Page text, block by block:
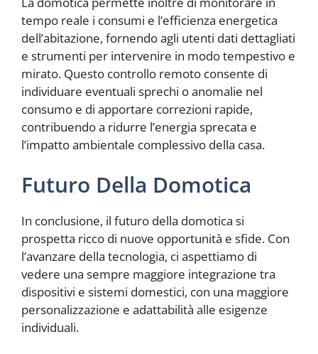
tempo reale i consumi e l’efficienza energetica
dell’abitazione, fornendo agli utenti dati dettagliati
e strumenti per intervenire in modo tempestivo e
mirato. Questo controllo remoto consente di
individuare eventuali sprechi o anomalie nel
consumo e di apportare correzioni rapide,
contribuendo a ridurre l’energia sprecata e
l’impatto ambientale complessivo della casa.
Futuro Della Domotica
In conclusione, il futuro della domotica si
prospetta ricco di nuove opportunità e sfide. Con
l’avanzare della tecnologia, ci aspettiamo di
vedere una sempre maggiore integrazione tra
dispositivi e sistemi domestici, con una maggiore
personalizzazione e adattabilità alle esigenze
individuali.